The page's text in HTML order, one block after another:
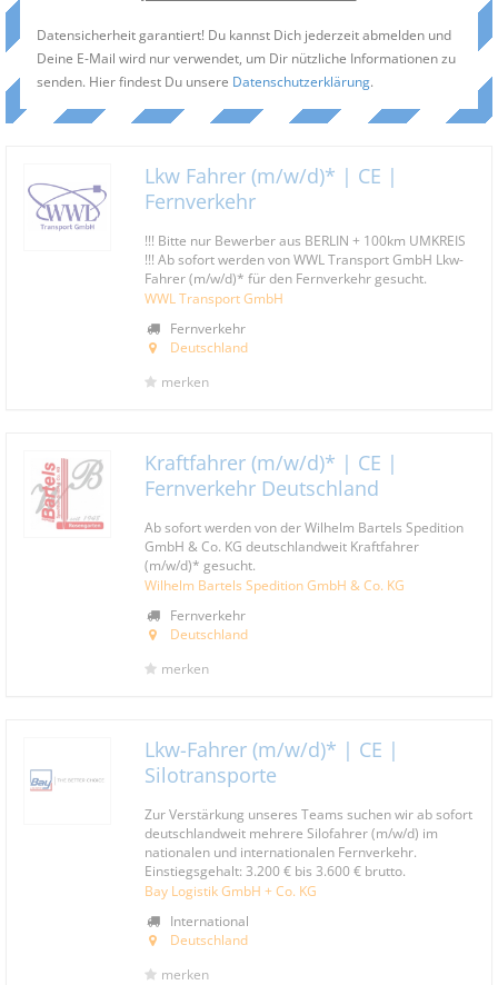
Datensicherheit garantiert! Du kannst Dich jederzeit abmelden und
Deine E-Mail wird nur verwendet, um Dir nützliche Informationen zu
senden. Hier findest Du unsere Datenschutzerklärung.
Lkw Fahrer (m/w/d)* | CE |
Fernverkehr
!!! Bitte nur Bewerber aus BERLIN + 100km UMKREIS
!!! Ab sofort werden von WWL Transport GmbH Lkw-
Fahrer (m/w/d)* für den Fernverkehr gesucht.
WWL Transport GmbH
Fernverkehr
Deutschland
merken
Kraftfahrer (m/w/d)* | CE |
Fernverkehr Deutschland
Ab sofort werden von der Wilhelm Bartels Spedition
GmbH & Co. KG deutschlandweit Kraftfahrer
(m/w/d)* gesucht.
Wilhelm Bartels Spedition GmbH & Co. KG
Fernverkehr
Deutschland
merken
Lkw-Fahrer (m/w/d)* | CE |
Silotransporte
Zur Verstärkung unseres Teams suchen wir ab sofort
deutschlandweit mehrere Silofahrer (m/w/d) im
nationalen und internationalen Fernverkehr.
Einstiegsgehalt: 3.200 € bis 3.600 € brutto.
Bay Logistik GmbH + Co. KG
International
Deutschland
merken